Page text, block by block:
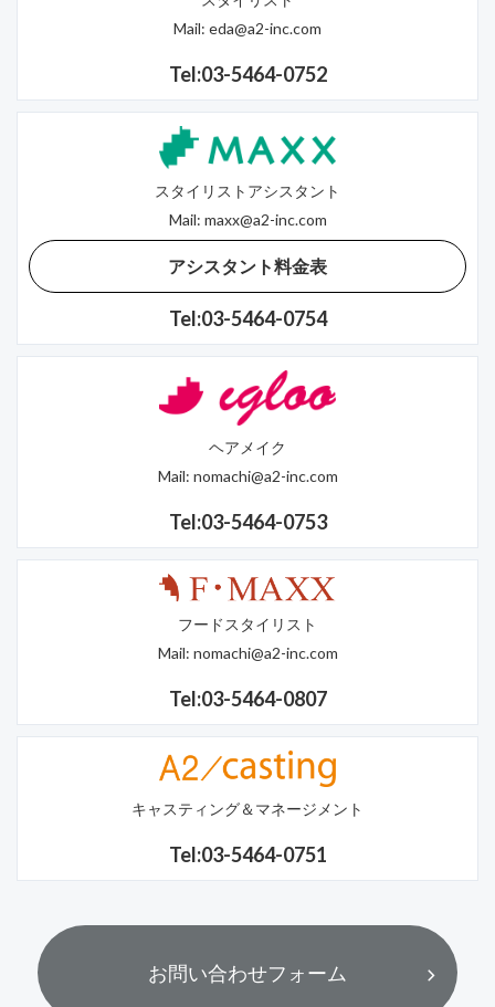
Mail: eda@a2-inc.com
Tel:03-5464-0752
スタイリストアシスタント
Mail: maxx@a2-inc.com
アシスタント料金表
Tel:03-5464-0754
ヘアメイク
Mail: nomachi@a2-inc.com
Tel:03-5464-0753
フードスタイリスト
Mail: nomachi@a2-inc.com
Tel:03-5464-0807
キャスティング＆マネージメント
Tel:03-5464-0751
お問い合わせフォーム